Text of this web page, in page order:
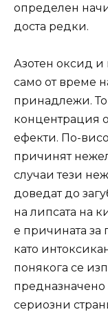
определен
доста редки.
Азотен оксид и
само от време
принадлежи.
концентрация
ефекти. По-
причинят
случаи тези
доведат до
на липсата на
е причината за
като
понякога се
сериозни